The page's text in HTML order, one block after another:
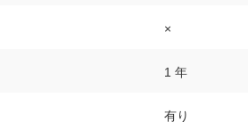
×
1 年
有り